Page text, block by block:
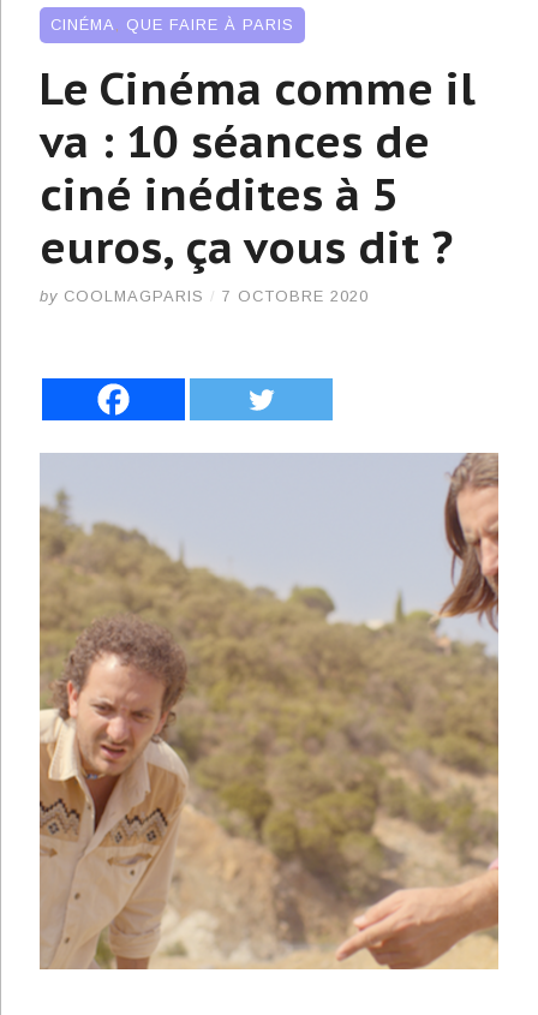
CINÉMA, QUE FAIRE À PARIS
Le Cinéma comme il
va : 10 séances de
ciné inédites à 5
euros, ça vous dit ?
by COOLMAGPARIS / 7 OCTOBRE 2020